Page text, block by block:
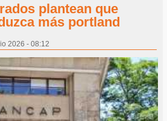
plantean que
más portland
2026 - 08:12